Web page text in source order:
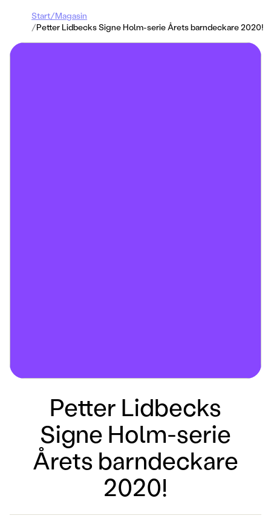
Start/Magasin
/Petter Lidbecks Signe Holm-serie Årets barndeckare 2020!
Petter Lidbecks
Signe Holm-serie
Årets barndeckare
2020!